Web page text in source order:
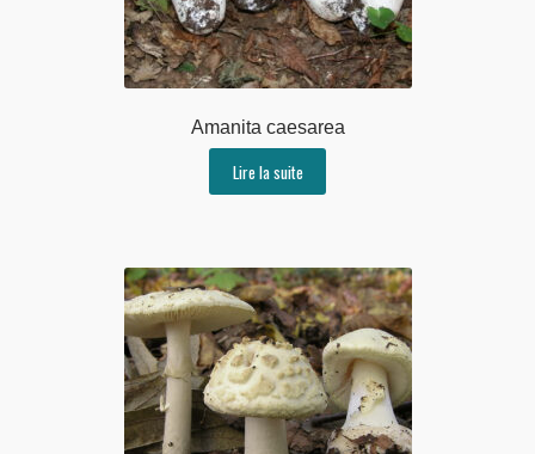
Amanita caesarea
Lire la suite